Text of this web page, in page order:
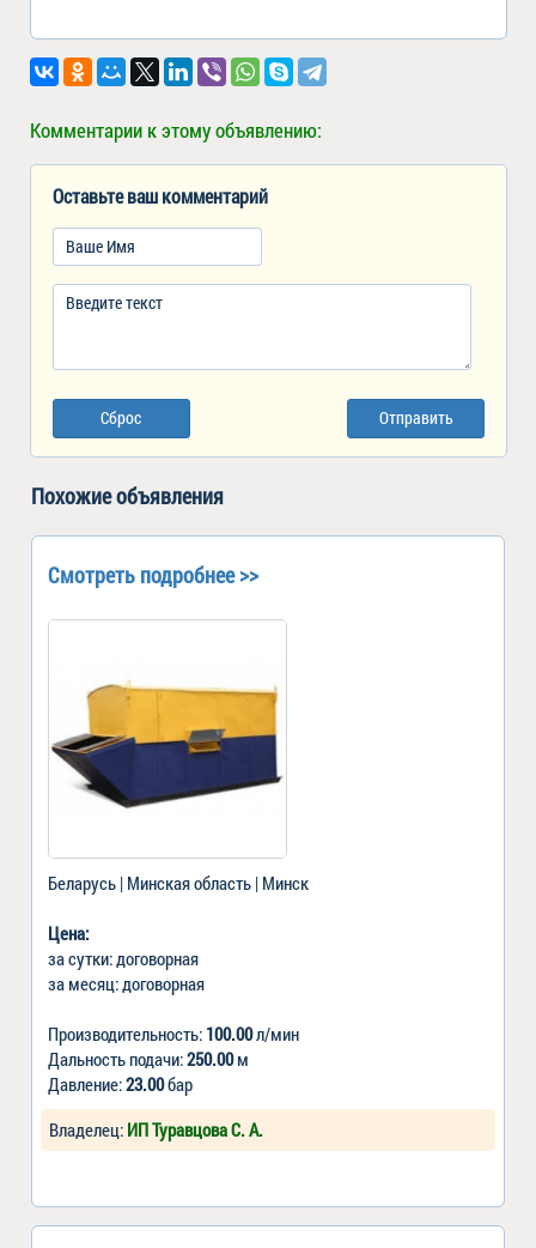
Комментарии к этому объявлению:
Оставьте ваш комментарий
Сброс Отправить
Похожие объявления
Смотреть подробнее >>
Беларусь | Минская область | Минск
Цена:
за сутки: договорная
за месяц: договорная
Производительность: 100.00л/мин
Дальность подачи:250.00м
Давление:23.00бар
Владелец: ИП Туравцова С. А.